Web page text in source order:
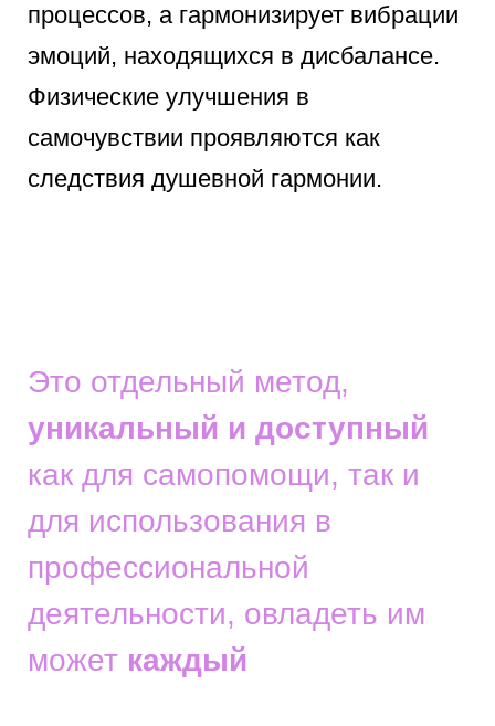
процессов, а гармонизирует вибрации
эмоций, находящихся в дисбалансе.
Физические улучшения в
самочувствии проявляются как
следствия душевной гармонии.
Это отдельный метод,
уникальный и доступный
как для самопомощи, так и
для использования в
профессиональной
деятельности, овладеть им
может каждый